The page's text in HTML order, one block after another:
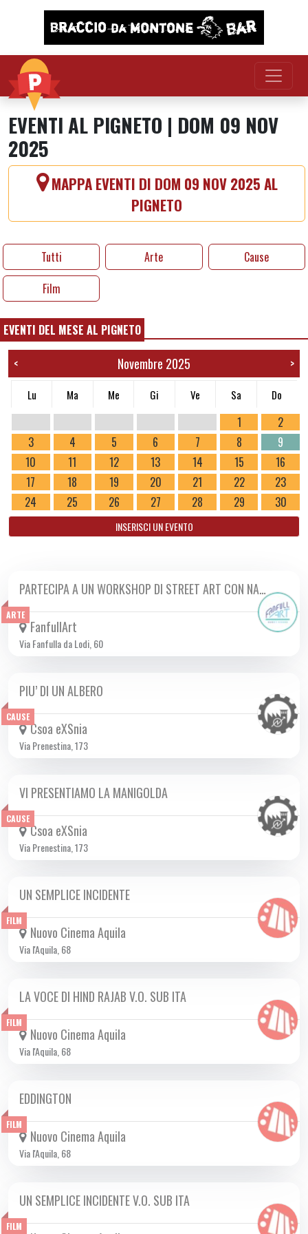
Vai al contenuto
EVENTI AL PIGNETO | DOM 09 NOV
2025
MAPPA EVENTI DI DOM 09 NOV 2025 AL
PIGNETO
Tutti Arte
Cause
Film
EVENTI DEL MESE AL PIGNETO
< Novembre 2025 >
Lu Ma Me Gi Ve Sa Do
1
2
3
4 5 6 7 8
9
10
11 12 13 14 15
16
17
18 19 20 21 22
23
24
25 26 27 28 29 30
INSERISCI UN EVENTO
ARTE
DA SAB 08/11 A DOM 30/11 2025
PARTECIPA A UN WORKSHOP DI STREET ART CON NA…
FanfullArt
Via Fanfulla da Lodi, 60
CAUSE
DOM 09/11 2025
PIU’ DI UN ALBERO
Csoa eXSnia
Via Prenestina, 173
CAUSE
DOM 09/11 2025
VI PRESENTIAMO LA MANIGOLDA
Csoa eXSnia
Via Prenestina, 173
FILM
DA GIO 06/11 A MER 17/12 2025
UN SEMPLICE INCIDENTE
Nuovo Cinema Aquila
Via l'Aquila, 68
FILM
DA GIO 25/09 A MER 19/11 2025
LA VOCE DI HIND RAJAB V.O. SUB ITA
Nuovo Cinema Aquila
Via l'Aquila, 68
FILM
DA VEN 17/10 A MAR 18/11 2025
EDDINGTON
Nuovo Cinema Aquila
Via l'Aquila, 68
FILM
DA GIO 23/10 A MAR 23/12 2025
UN SEMPLICE INCIDENTE V.O. SUB ITA